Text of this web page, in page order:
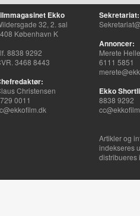
Ekko
32, 2. sal
København K
8838 9292
3468 8443
Christensen
0011
Sekretariat:
Annoncer:
Merete
6111 5851
Ekko
8838 9292
Artikler og
indekseres
distribueres